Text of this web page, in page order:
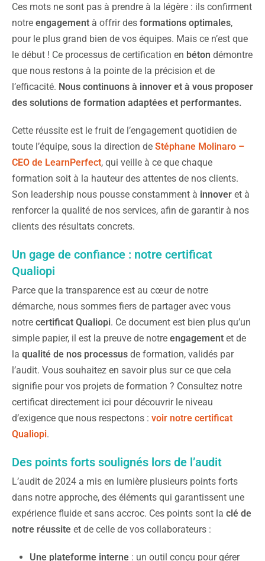
Ces mots ne sont pas à prendre à la légère : ils confirment
notre engagement à offrir des formations optimales,
pour le plus grand bien de vos équipes. Mais ce n’est que
le début ! Ce processus de certification en béton démontre
que nous restons à la pointe de la précision et de
l’efficacité. Nous continuons à innover et à vous proposer
des solutions de formation adaptées et performantes.
Cette réussite est le fruit de l’engagement quotidien de
toute l’équipe, sous la direction de Stéphane Molinaro –
CEO de LearnPerfect, qui veille à ce que chaque
formation soit à la hauteur des attentes de nos clients.
Son leadership nous pousse constamment à innover et à
renforcer la qualité de nos services, afin de garantir à nos
clients des résultats concrets.
Un gage de confiance : notre certificat
Qualiopi
Parce que la transparence est au cœur de notre
démarche, nous sommes fiers de partager avec vous
notre certificat Qualiopi. Ce document est bien plus qu’un
simple papier, il est la preuve de notre engagement et de
la qualité de nos processus de formation, validés par
l’audit. Vous souhaitez en savoir plus sur ce que cela
signifie pour vos projets de formation ? Consultez notre
certificat directement ici pour découvrir le niveau
d’exigence que nous respectons : voir notre certificat
Qualiopi.
Des points forts soulignés lors de l’audit
L’audit de 2024 a mis en lumière plusieurs points forts
dans notre approche, des éléments qui garantissent une
expérience fluide et sans accroc. Ces points sont la clé de
notre réussite et de celle de vos collaborateurs :
Une plateforme interne : un outil conçu pour gérer